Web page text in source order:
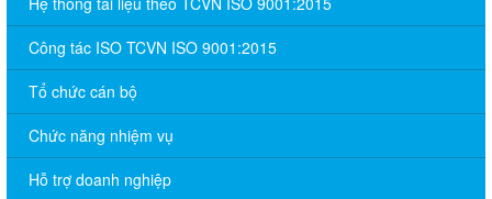
Công tác ISO TCVN ISO 9001:2015
Tổ chức cán bộ
Chức năng nhiệm vụ
Hỗ trợ doanh nghiệp